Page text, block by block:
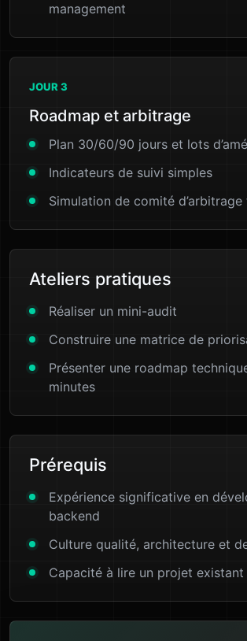
management
JOUR 3
Roadmap et arbitrage
Plan 30/60/90 jours et lots
Indicateurs de suivi simples
Simulation de comité
Ateliers pratiques
Réaliser un mini-audit
Construire une matrice de
Présenter une roadmap
minutes
Prérequis
Expérience significative en
backend
Culture qualité, architecture et
Capacité à lire un projet existant